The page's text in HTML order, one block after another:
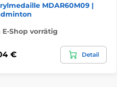
MDAR60M09 |
E-Shop vorrätig
€ Detail